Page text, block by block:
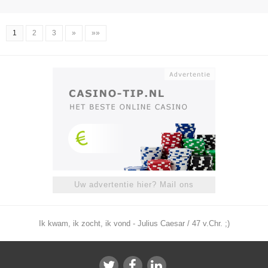
1 2 3 » »»
Uw advertentie hier? Mail ons
Ik kwam, ik zocht, ik vond - Julius Caesar / 47 v.Chr. ;)